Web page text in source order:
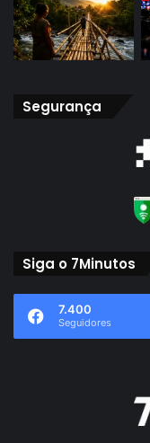
Segurança
Siga o 7Minutos
7.400
Seguidores